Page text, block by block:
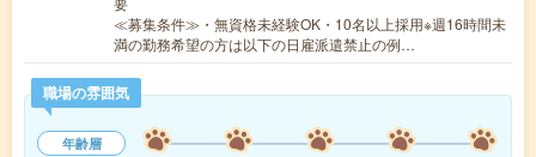
≪募集条件≫・無資格未経験OK・10名以上採用※週16時間未
満の勤務希望の方は以下の日雇派遣禁止の例…
職場の雰囲気
年齢層